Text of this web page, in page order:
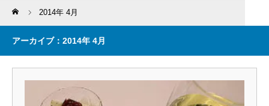
Home 2014年 4月
アーカイブ：2014年 4月